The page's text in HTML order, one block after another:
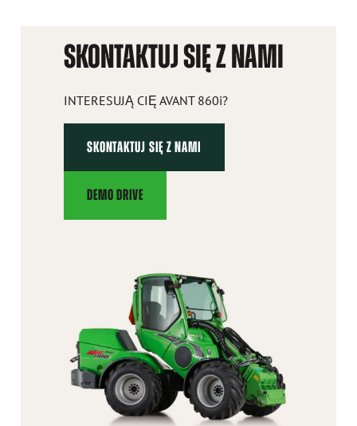
SKONTAKTUJ SIĘ Z NAMI
INTERESUJĄ CIĘ AVANT 860i?
SKONTAKTUJ SIĘ Z NAMI
DEMO DRIVE